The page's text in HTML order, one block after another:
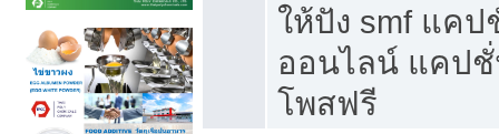
ให้ปัง smf แค
ออนไลน์ แคป
โพสฟรี